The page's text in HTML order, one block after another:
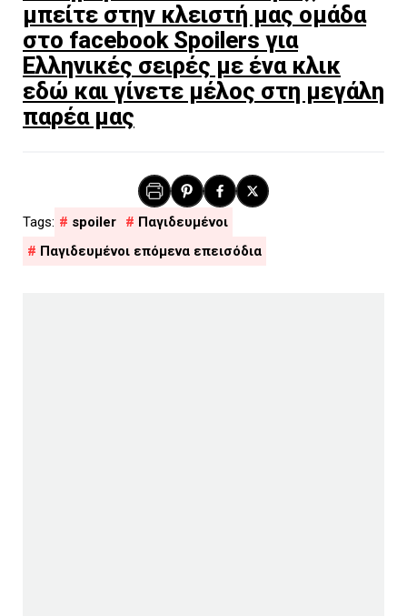
μπείτε στην κλειστή μας ομάδα
στο facebook Spoilers για
Ελληνικές σειρές με ένα κλικ
εδώ και γίνετε μέλος στη μεγάλη
παρέα μας
spoiler
Παγιδευμένοι
Παγιδευμένοι επόμενα επεισόδια